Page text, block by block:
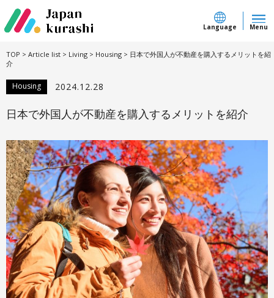
Language Menu
TOP > Article list > Living > Housing > 日本で外国人が不動産を購入するメリットを紹
介
Housing 2024.12.28
日本で外国人が不動産を購入するメリットを紹介